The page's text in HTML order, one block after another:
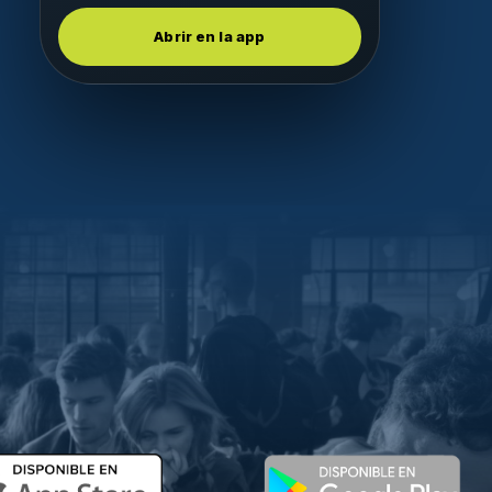
Abrir en la app